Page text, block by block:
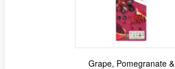
Grape, Pomegranate &